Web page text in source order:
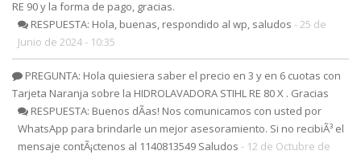
RE 90 y la forma de pago, gracias.
RESPUESTA: Hola, buenas, respondido al wp, saludos - 25 de
Junio de 2024 - 10:35
PREGUNTA: Hola quiesiera saber el precio en 3 y en 6 cuotas con
Tarjeta Naranja sobre la HIDROLAVADORA STIHL RE 80 X . Gracias
RESPUESTA: Buenos dÃ­as! Nos comunicamos con usted por
WhatsApp para brindarle un mejor asesoramiento. Si no recibiÃ³ el
mensaje contÃ¡ctenos al 1140813549 Saludos - 12 de Octubre de